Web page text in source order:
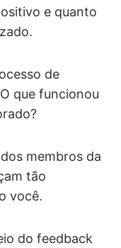
e quanto
de
que funcionou
membros da
tão
você.
do feedback